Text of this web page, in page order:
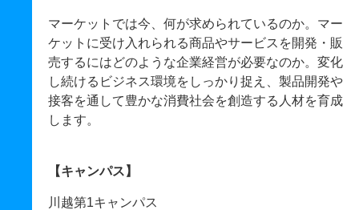
マーケットでは今、何が求められているのか。マー
ケットに受け入れられる商品やサービスを開発・販
売するにはどのような企業経営が必要なのか。変化
し続けるビジネス環境をしっかり捉え、製品開発や
接客を通して豊かな消費社会を創造する人材を育成
します。
【キャンパス】
川越第1キャンパス